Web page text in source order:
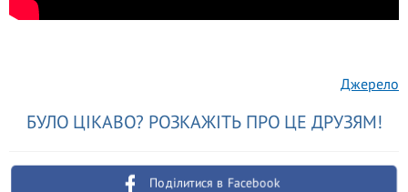
Джерело
БУЛО ЦІКАВО? РОЗКАЖІТЬ ПРО ЦЕ ДРУЗЯМ!
Поділитися в Facebook